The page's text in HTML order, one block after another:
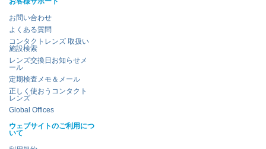
お問い合わせ
よくある質問
コンタクトレンズ 取扱い
施設検索
レンズ交換日お知らせメ
ール
定期検査メモ＆メール
正しく使おうコンタクト
レンズ
Global Offices
ウェブサイトのご利用につ
いて